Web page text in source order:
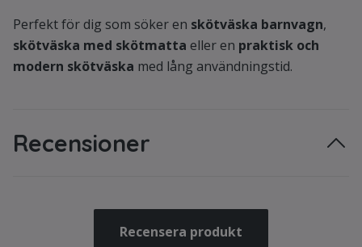
Perfekt för dig som söker en skötväska barnvagn,
skötväska med skötmatta eller en praktisk och
modern skötväska med lång användningstid.
Recensioner
Recensera produkt